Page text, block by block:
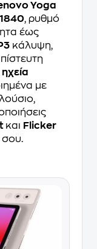
Yoga
, ρυθμό
έως
κάλυψη,
με
και Flicker
σου.